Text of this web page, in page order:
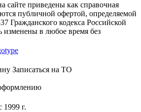
сайте приведены как справочная
публичной офертой, определяемой
Гражданского кодекса Российской
изменены в любое время без
Записаться на ТО
1999 г.